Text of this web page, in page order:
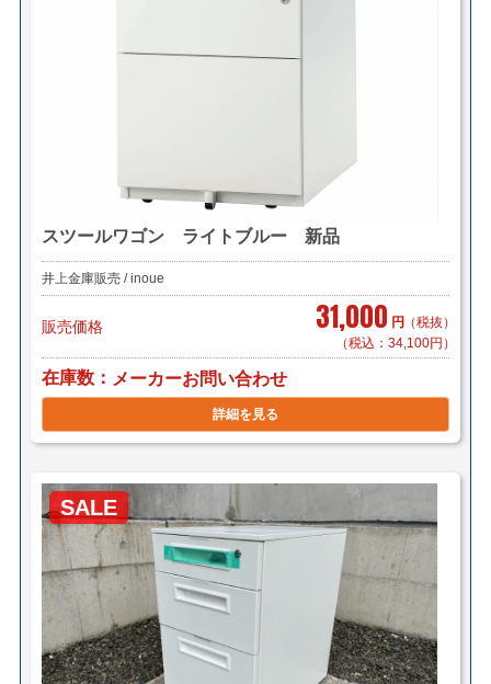
スツールワゴン ライトブルー 新品
井上金庫販売 / inoue
販売価格 31,000 円 （税抜）
（税込：34,100円）
在庫数 メーカーお問い合わせ
詳細を見る
SALE